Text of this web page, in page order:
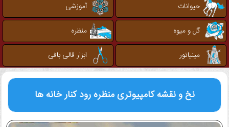
حیوانات
آموزشی
گل و میوه
منظره
مینیاتور
ابزار قالی بافی
نخ و نقشه کامپیوتریمنظره رود کنار خانه ها